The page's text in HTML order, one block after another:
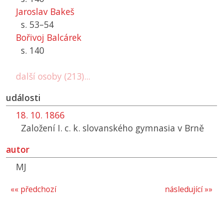
Jaroslav Bakeš
s. 53–54
Bořivoj Balcárek
s. 140
další osoby (213)...
události
18. 10. 1866
Založení I. c. k. slovanského gymnasia v Brně
autor
MJ
následující »»
«« předchozí